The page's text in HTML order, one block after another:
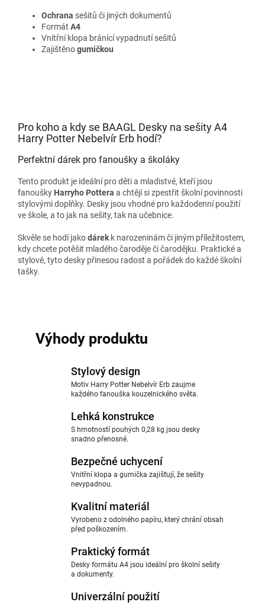
Ochrana sešitů či jiných dokumentů
Formát A4
Vnitřní klopa bránící vypadnutí sešitů
Zajištěnogumičkou
Pro koho a kdy se BAAGL Desky na sešity A4
Harry Potter Nebelvír Erb hodí?
Perfektní dárek pro fanoušky a školáky
Tento produkt je ideální pro děti a mladistvé, kteří jsou
fanoušky Harryho Pottera a chtějí si zpestřit školní povinnosti
stylovými doplňky. Desky jsou vhodné pro každodenní použití
ve škole, a to jak na sešity, tak na učebnice.
Skvěle se hodí jakodárek k narozeninám či jiným příležitostem,
kdy chcete potěšit mladého čaroděje či čarodějku. Praktické a
stylové, tyto desky přinesou radost a pořádek do každé školní
tašky.
Výhody produktu
Stylový design
Motiv Harry Potter Nebelvír Erb zaujme
každého fanouška kouzelnického světa.
Lehká konstrukce
S hmotností pouhých 0,28 kg jsou desky
snadno přenosné.
Bezpečné uchycení
Vnitřní klopa a gumička zajišťují, že sešity
nevypadnou.
Kvalitní materiál
Vyrobeno z odolného papíru, který chrání obsah
před poškozením.
Praktický formát
Desky formátu A4 jsou ideální pro školní sešity
a dokumenty.
Univerzální použití